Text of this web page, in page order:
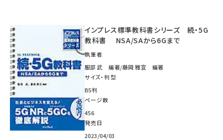
インプレス標準教科書シリーズ 続・5G
教科書 NSA/SAから6Gまで
執筆者
服部 武 編著/藤岡 雅宣 編著
サイズ・判型
B5判
ページ数
456
発売日
2023/04/03